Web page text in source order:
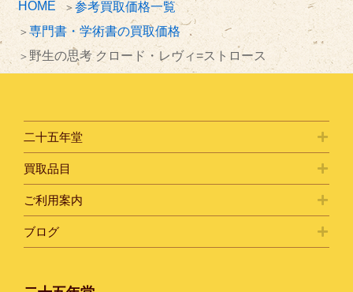
HOME
参考買取価格一覧
専門書・学術書の買取価格
野生の思考 クロード・レヴィ=ストロース
二十五年堂
買取品目
ご利用案内
ブログ